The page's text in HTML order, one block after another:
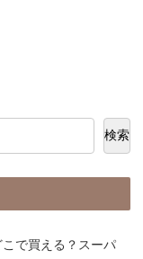
検索
で買える？スーパ